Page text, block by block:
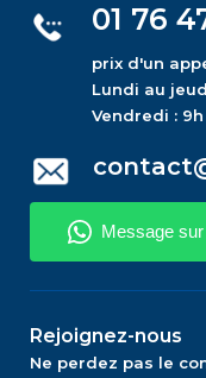
01 76
prix d'un
Lundi au
Vendredi : 9h
Rejoignez-nous
Ne perdez pas le